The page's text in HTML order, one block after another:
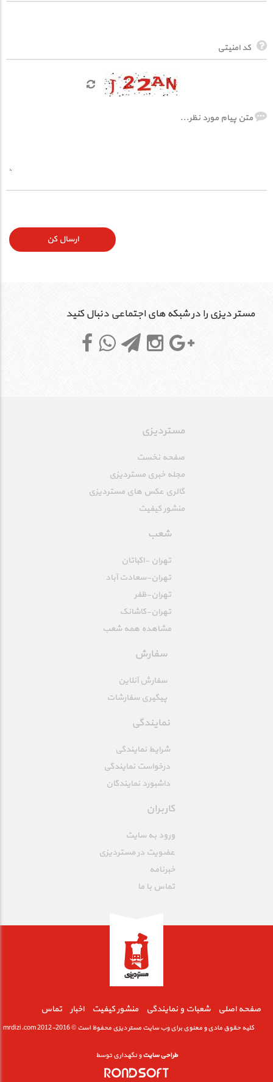
مستر دیزی را در شبکه های اجتماعی دنبال کنید
مستردیزی
صفحه نخست
مجله خبری مستردیزی
گالری عکس های مستردیزی
منشور کیفیت
شعب
تهران -اکباتان
تهران-سعادت آباد
تهران-ظفر
تهران-کاشانک
مشاهده همه شعب
سفارش
سفارش آنلاین
پیگیری سفارشات
نمایندگی
شرایط نمایندگی
درخواست نمایندگی
داشبورد نمایندگان
کاربران
ورود به سایت
عضویت در مستردیزی
خبرنامه
تماس با ما
صفحه اصلی شعبات و نمایندگی منشور کیفیت اخبار تماس
کلیه حقوق مادی و معنوی برای وب سایت مستر دیزی محفوظ است © mrdizi.com 2012-2016
طراحی سایتو نگهداری توسط